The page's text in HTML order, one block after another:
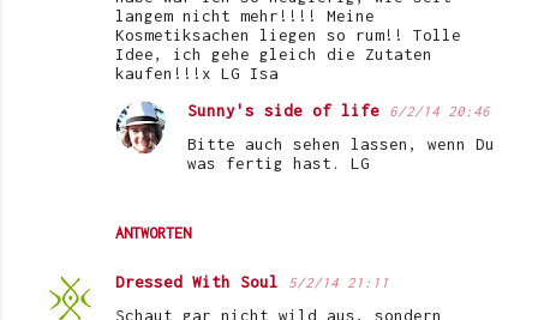
langem nicht mehr!!!! Meine
Kosmetiksachen liegen so rum!! Tolle
Idee, ich gehe gleich die Zutaten
kaufen!!!x LG Isa
ANTWORTEN
Sunny's side of life 6/2/14 20:46
Bitte auch sehen lassen, wenn Du
was fertig hast. LG
Dressed With Soul 5/2/14 21:11
Schaut gar nicht wild aus, sondern